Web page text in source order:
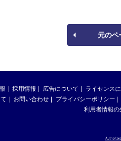
元のペ
採用情報 広告について ライセンス
お問い合わせ プライバシーポリシー
利用者情報